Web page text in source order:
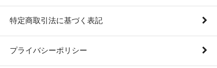
特定商取引法に基づく表記
プライバシーポリシー